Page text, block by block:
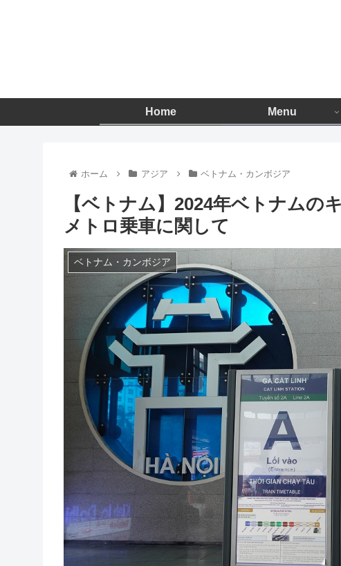
Home Menu
ホーム アジア ベトナム・カンボジア
【ベトナム】2024年ベトナムの
メトロ乗車に関して
ベトナム・カンボジア